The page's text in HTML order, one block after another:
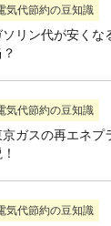
気代節約の豆知識
ソリン代が安くな
気代節約の豆知識
京ガスの再エネプ
気代節約の豆知識